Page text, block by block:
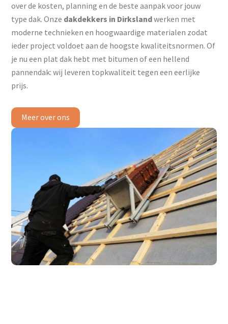
over de kosten, planning en de beste aanpak voor jouw
type dak. Onze dakdekkers in Dirkslandwerken met
moderne technieken en hoogwaardige materialen zodat
ieder project voldoet aan de hoogste kwaliteitsnormen. Of
je nu een plat dak hebt met bitumen of een hellend
pannendak: wij leveren topkwaliteit tegen een eerlijke
prijs.
Meer over ons